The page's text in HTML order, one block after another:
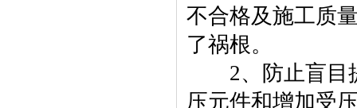
不合格及施工质
了祸根。
2、防止盲目提
压元件和增加受